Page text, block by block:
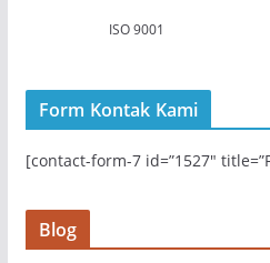
ISO 9001
Form Kontak Kami
[contact-form-7 id=”1527″
Blog